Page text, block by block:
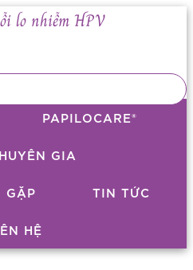
lo nhiễm HPV
PAPILOCARE®​
GIA
GẶP TIN TỨC
HỆ